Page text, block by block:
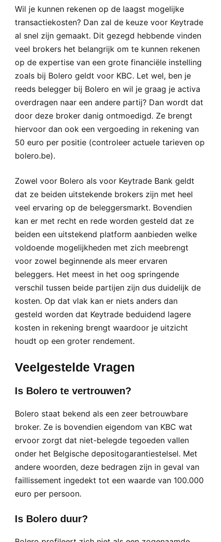
Wil je kunnen rekenen op de laagst mogelijke
transactiekosten? Dan zal de keuze voor Keytrade
al snel zijn gemaakt. Dit gezegd hebbende vinden
veel brokers het belangrijk om te kunnen rekenen
op de expertise van een grote financiële instelling
zoals bij Bolero geldt voor KBC. Let wel, ben je
reeds belegger bij Bolero en wil je graag je activa
overdragen naar een andere partij? Dan wordt dat
door deze broker danig ontmoedigd. Ze brengt
hiervoor dan ook een vergoeding in rekening van
50 euro per positie (controleer actuele tarieven op
bolero.be).
Zowel voor Bolero als voor Keytrade Bank geldt
dat ze beiden uitstekende brokers zijn met heel
veel ervaring op de beleggersmarkt. Bovendien
kan er met recht en rede worden gesteld dat ze
beiden een uitstekend platform aanbieden welke
voldoende mogelijkheden met zich meebrengt
voor zowel beginnende als meer ervaren
beleggers. Het meest in het oog springende
verschil tussen beide partijen zijn dus duidelijk de
kosten. Op dat vlak kan er niets anders dan
gesteld worden dat Keytrade beduidend lagere
kosten in rekening brengt waardoor je uitzicht
houdt op een groter rendement.
Veelgestelde Vragen
Is Bolero te vertrouwen?
Bolero staat bekend als een zeer betrouwbare
broker. Ze is bovendien eigendom van KBC wat
ervoor zorgt dat niet-belegde tegoeden vallen
onder het Belgische depositogarantiestelsel. Met
andere woorden, deze bedragen zijn in geval van
faillissement ingedekt tot een waarde van 100.000
euro per persoon.
Is Bolero duur?